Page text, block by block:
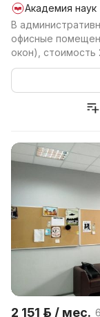
Академия наук
В
офисные
окон), стоимость
2 151 р. / мес.